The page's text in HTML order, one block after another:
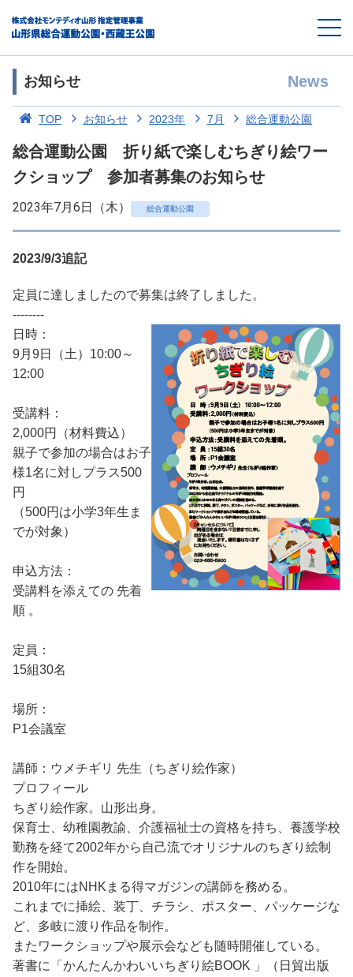
お知らせ News
TOP お知らせ 2023年 7月 総合運動公園
総合運動公園 折り紙で楽しむちぎり絵ワー
クショップ 参加者募集のお知らせ
2023年7月6日（木） 総合運動公園
2023/9/3追記
定員に達しましたので募集は終了しました。
--------
日時：
9月9日（土）10:00～
12:00
受講料：
2,000円（材料費込）
親子で参加の場合はお子
様1名に対しプラス500
円
（500円は小学3年生ま
でが対象）
申込方法：
受講料を添えての 先着
順 。
定員：
15組30名
場所：
P1会議室
講師：ウメチギリ 先生（ちぎり絵作家）
プロフィール
ちぎり絵作家。山形出身。
保育士、幼稚園教諭、介護福祉士の資格を持ち、養護学校
勤務を経て2002年から自己流でオリジナルのちぎり絵制
作を開始。
2010年にはNHKまる得マガジンの講師を務める。
これまでに挿絵、装丁、チラシ、ポスター、パッケージな
ど、多岐に渡り作品を制作。
またワークショップや展示会なども随時開催している。
著書に「かんたんかわいいちぎり絵BOOK 」（日貿出版